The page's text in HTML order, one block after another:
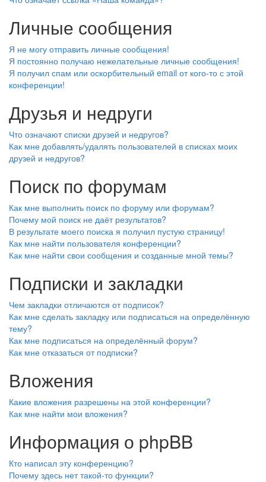
Личные сообщения
Я не могу отправить личные сообщения!
Я постоянно получаю нежелательные личные сообщения!
Я получил спам или оскорбительный email от кого-то с этой
конференции!
Друзья и недруги
Что означают списки друзей и недругов?
Как мне добавлять/удалять пользователей в списках моих
друзей и недругов?
Поиск по форумам
Как мне выполнить поиск по форуму или форумам?
Почему мой поиск не даёт результатов?
В результате моего поиска я получил пустую страницу!
Как мне найти пользователя конференции?
Как мне найти свои сообщения и созданные мной темы?
Подписки и закладки
Чем закладки отличаются от подписок?
Как мне сделать закладку или подписаться на определённую
тему?
Как мне подписаться на определённый форум?
Как мне отказаться от подписки?
Вложения
Какие вложения разрешены на этой конференции?
Как мне найти мои вложения?
Информация о phpBB
Кто написал эту конференцию?
Почему здесь нет такой-то функции?